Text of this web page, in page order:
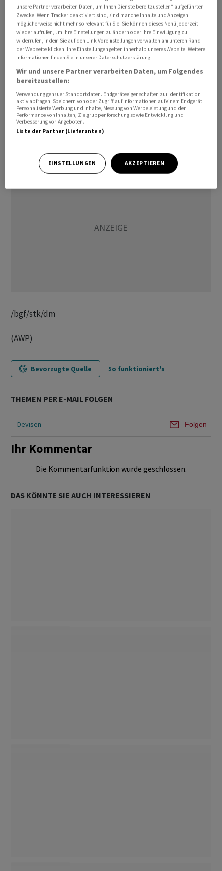
bestätigte ihre straffe Geldpolitik und deutete an, dass
es mit Zinssenkungen länger dauern dürfte als bisher
signalisiert. Auf der geldpolitischen Sitzung sei
angesichts der immer noch hohen Inflation sogar die
Möglichkeit einer Zinsanhebung diskutiert worden.
Im Tagesverlauf dürfte die US-Geldpolitik den grössten
Raum einnehmen. Am Abend veröffentlicht die
Zentralbank Federal Reserve ihre Mitschrift zu jüngsten
Zinssitzung. Marktteilnehmer werden auf Hinweise
achten, wann die Währungshüter mit Zinssenkungen
/bgf/stk/dm
(AWP)
Bevorzugte Quelle So funktioniert's
THEMEN PER E-MAIL FOLGEN
Devisen Folgen
Ihr Kommentar
Die Kommentarfunktion wurde geschlossen.
DAS KÖNNTE SIE AUCH INTERESSIEREN
unsere Partner verarbeiten Daten, um Ihnen Dienste bereitzustellen“ aufgeführten
Zwecke. Wenn Tracker deaktiviert sind, sind manche Inhalte und Anzeigen
möglicherweise nicht mehr so relevant für Sie. Sie können dieses Menü jederzeit
wieder aufrufen, um Ihre Einstellungen zu ändern oder Ihre Einwilligung zu
widerrufen, indem Sie auf den Link Voreinstellungen verwalten am unteren Rand
der Webseite klicken. Ihre Einstellungen gelten innerhalb unseres Website. Weitere
Informationen finden Sie in unserer Datenschutzerklärung.
Wir und unsere Partner verarbeiten Daten, um Folgendes
bereitzustellen:
Verwendung genauer Standortdaten. Endgeräteeigenschaften zur Identifikation
aktiv abfragen. Speichern von oder Zugriff auf Informationen auf einem Endgerät.
Personalisierte Werbung und Inhalte, Messung von Werbeleistung und der
Performance von Inhalten, Zielgruppenforschung sowie Entwicklung und
Verbesserung von Angeboten.
Liste der Partner (Lieferanten)
EINSTELLUNGEN AKZEPTIEREN